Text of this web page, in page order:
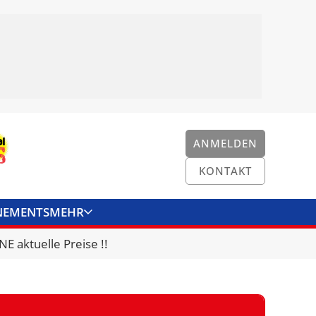
ANMELDEN
KONTAKT
MEHR
KONTAKT
aktuelle Preise !!